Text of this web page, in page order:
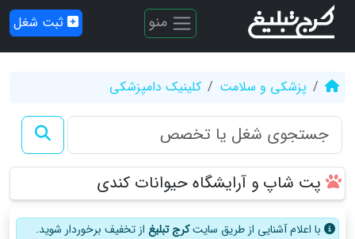
منو ثبت شغل
پزشکی و سلامت کلینیک دامپزشکی
پت شاپ و آرایشگاه حیوانات کندی
با اعلام آشنایی از طریق سایتکرج تبلیغ از تخفیف برخوردار شوید.